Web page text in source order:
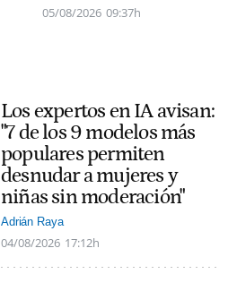
05/08/2026 09:37h
Los expertos en IA avisan:
"7 de los 9 modelos más
populares permiten
desnudar a mujeres y
niñas sin moderación"
Adrián Raya
04/08/2026 17:12h